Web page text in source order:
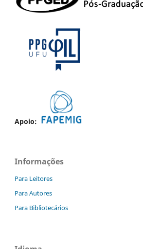
Apoio:
Informações
Para Leitores
Para Autores
Para Bibliotecários